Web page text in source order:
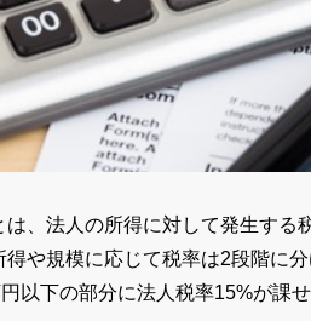
は、法人の所得に対して発生す
得や規模に応じて税率は2段階に
以下の部分に法人税率15%が課